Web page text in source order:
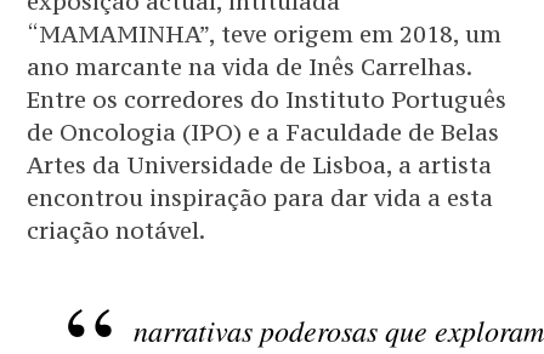
“MAMAMINHA”, teve origem em 2018, um
ano marcante na vida de Inês Carrelhas.
Entre os corredores do Instituto Português
de Oncologia (IPO) e a Faculdade de Belas
Artes da Universidade de Lisboa, a artista
encontrou inspiração para dar vida a esta
criação notável.
narrativas poderosas que exploram